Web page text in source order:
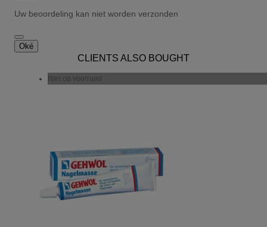
Uw beoordeling kan niet worden verzonden
Oké
CLIENTS ALSO BOUGHT
Niet op voorraad